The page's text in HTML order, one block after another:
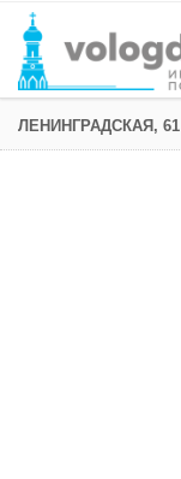
ЛЕНИНГРАДСКАЯ, 61